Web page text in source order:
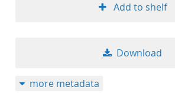
Add to shelf
Download
more metadata